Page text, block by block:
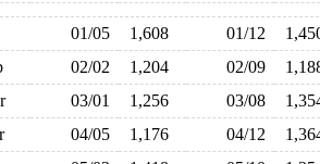
01/05 1,608 01/12
02/02 1,204 02/09
03/01 1,256 03/08
04/05 1,176 04/12